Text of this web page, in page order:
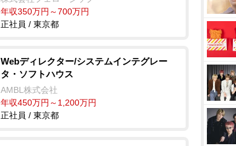
年収350万円～700万円
正社員 / 東京都
Webディレクター/システムインテグレー
タ・ソフトハウス
AMBL株式会社
年収450万円～1,200万円
正社員 / 東京都